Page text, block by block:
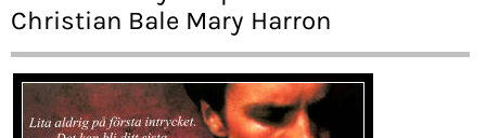
Christian Bale Mary Harron